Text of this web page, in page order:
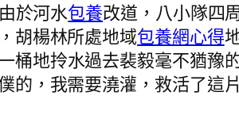
於河水包養改道，八小隊四
胡楊林所處地域包養網心得
桶地拎水過去裴毅毫不猶豫
的，我需要澆灌，救活了這